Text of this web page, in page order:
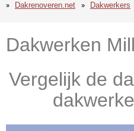
Dakrenoveren.net
Dakwerkers
Dakwerken
Vergelijk de